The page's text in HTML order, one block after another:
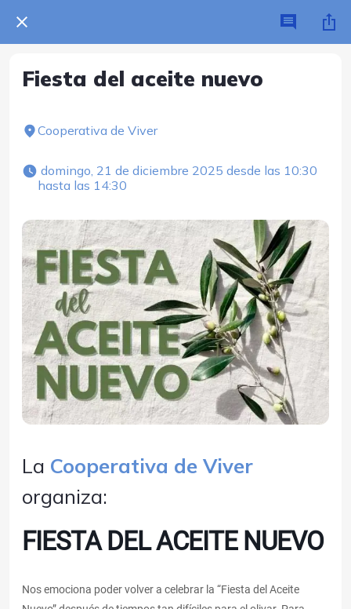
Fiesta del aceite nuevo
Cooperativa de Viver
hasta las 14:30
La Cooperativa de Viver
organiza:
FIESTA DEL ACEITE NUEVO
Nos emociona poder volver a celebrar la “Fiesta del Aceite